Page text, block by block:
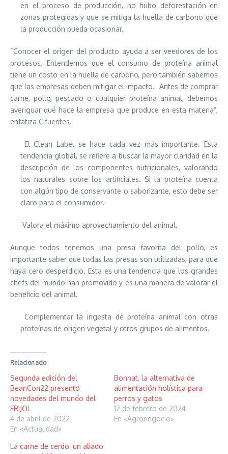
en el proceso de producción, no hubo deforestación en
zonas protegidas y que se mitiga la huella de carbono que
la producción pueda ocasionar.
“Conocer el origen del producto ayuda a ser veedores de los
procesos. Entendemos que el consumo de proteína animal
tiene un costo en la huella de carbono, pero también sabemos
que las empresas deben mitigar el impacto. Antes de comprar
carne, pollo, pescado o cualquier proteína animal, debemos
averiguar qué hace la empresa que produce en esta materia”,
enfatiza Cifuentes.
El Clean Label se hace cada vez más importante. Esta
tendencia global, se refiere a buscar la mayor claridad en la
descripción de los componentes nutricionales, valorando
los naturales sobre los artificiales. Si la proteína cuenta
con algún tipo de conservante o saborizante, esto debe ser
claro para el consumidor.
Valora el máximo aprovechamiento del animal.
Aunque todos tenemos una presa favorita del pollo, es
importante saber que todas las presas son utilizadas, para que
haya cero desperdicio. Esta es una tendencia que los grandes
chefs del mundo han promovido y es una manera de valorar el
beneficio del animal.
Complementar la ingesta de proteína animal con otras
proteínas de origen vegetal y otros grupos de alimentos.
Relacionado
Segunda edición del
BeanCon22 presentó
novedades del mundo del
FRIJOL
4 de abril de 2022
En «Actualidad»
Bonnat, la alternativa de
alimentación holística para
perros y gatos
12 de febrero de 2024
En «Agronegocio»
La carne de cerdo: un aliado